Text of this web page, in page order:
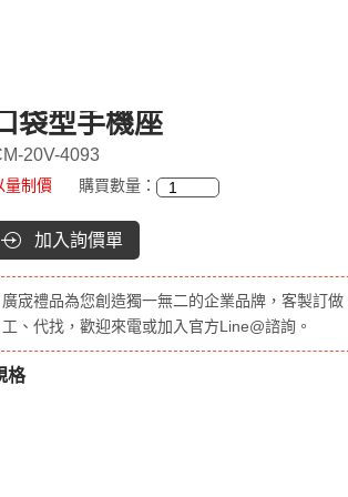
袋型手機座
20V-4093
量制價 購買數量：
加入詢價單
廣宬禮品為您創造獨一無二的企業品牌，客製訂做
工、代找，歡迎來電或加入官方Line@諮詢。
格